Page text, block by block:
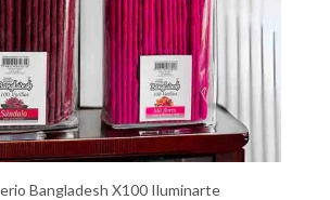
Bangladesh X100 Iluminarte